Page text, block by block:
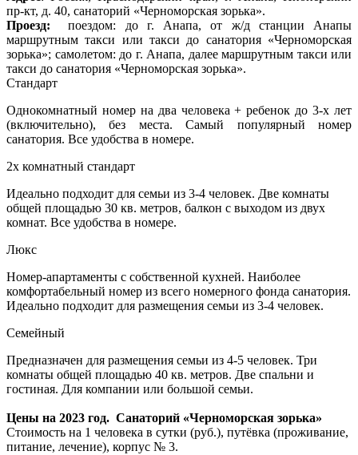
пр-кт, д. 40, санаторий «Черноморская зорька».
Проезд:
поездом: до г. Анапа, от ж/д станции Анапы
маршрутным такси или такси до санатория «Черноморская
зорька»; самолетом: до г. Анапа, далее маршрутным такси или
такси до санатория «Черноморская зорька».
Стандарт
Однокомнатный номер на два человека + ребенок до 3-х лет
(включительно), без места. Самый популярный номер
санатория. Все удобства в номере.
2х комнатный стандарт
Идеально подходит для семьи из 3-4 человек. Две комнаты
общей площадью 30 кв. метров, балкон с выходом из двух
комнат. Все удобства в номере.
Люкс
Номер-апартаменты с собственной кухней. Наиболее
комфортабельный номер из всего номерного фонда санатория.
Идеально подходит для размещения семьи из 3-4 человек.
Семейный
Предназначен для размещения семьи из 4-5 человек. Три
комнаты общей площадью 40 кв. метров. Две спальни и
гостиная. Для компании или большой семьи.
Цены на 2023 год. Санаторий «Черноморская зорька»
Стоимость на 1 человека в сутки (руб.), путёвка (проживание,
питание, лечение), корпус № 3.